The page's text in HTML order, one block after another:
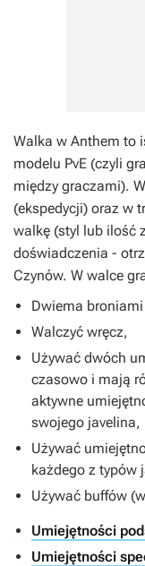
Walka w Anthem to
modelu PvE (czyli
między graczami).
(ekspedycji) oraz w
walkę (styl lub ilość
doświadczenia -
Czynów. W walce
Dwiema
Walczyć wręcz,
Używać dwóch
czasowo i mają
aktywne
swojego javelina,
Używać
każdego z typów
Używać buffów
Umiejętności
Umiejętności